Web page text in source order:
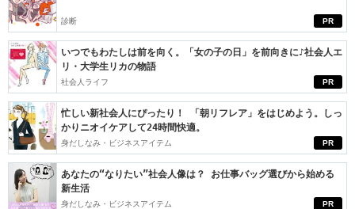
PR
診断
PR
いつでもわたしは前を向く。「女の子の日」を前向きに♪社会人エ
リ・大学生リカの物語
社会人ライフ
PR
忙しい新社会人にぴったり！ 「朝リフレア」をはじめよう。しっ
かりニオイケアして24時間快適。
身だしなみ・ビジネスアイテム
PR
あなたの“なりたい”社会人像は？ お仕事バッグ選びから始める
新生活
身だしなみ・ビジネスアイテム